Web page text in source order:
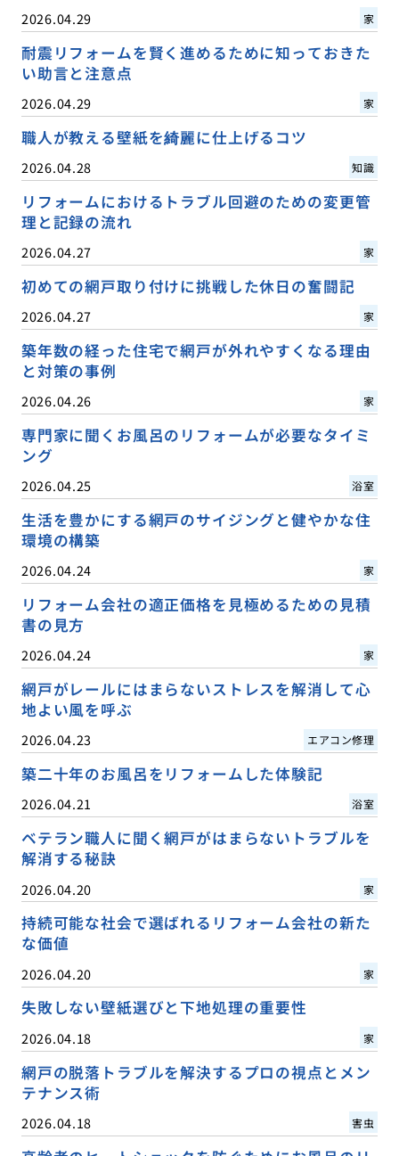
2026.04.29 家
耐震リフォームを賢く進めるために知っておきた
い助言と注意点
2026.04.29 家
職人が教える壁紙を綺麗に仕上げるコツ
2026.04.28 知識
リフォームにおけるトラブル回避のための変更管
理と記録の流れ
2026.04.27 家
初めての網戸取り付けに挑戦した休日の奮闘記
2026.04.27 家
築年数の経った住宅で網戸が外れやすくなる理由
と対策の事例
2026.04.26 家
専門家に聞くお風呂のリフォームが必要なタイミ
ング
2026.04.25 浴室
生活を豊かにする網戸のサイジングと健やかな住
環境の構築
2026.04.24 家
リフォーム会社の適正価格を見極めるための見積
書の見方
2026.04.24 家
網戸がレールにはまらないストレスを解消して心
地よい風を呼ぶ
2026.04.23 エアコン修理
築二十年のお風呂をリフォームした体験記
2026.04.21 浴室
ベテラン職人に聞く網戸がはまらないトラブルを
解消する秘訣
2026.04.20 家
持続可能な社会で選ばれるリフォーム会社の新た
な価値
2026.04.20 家
失敗しない壁紙選びと下地処理の重要性
2026.04.18 家
網戸の脱落トラブルを解決するプロの視点とメン
テナンス術
2026.04.18 害虫